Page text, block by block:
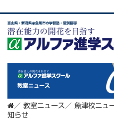
富山県・新潟県糸魚川市の学習塾・個別指導
教室ニュース
／ 教室ニュース ／ 魚津校ニュ
知らせ